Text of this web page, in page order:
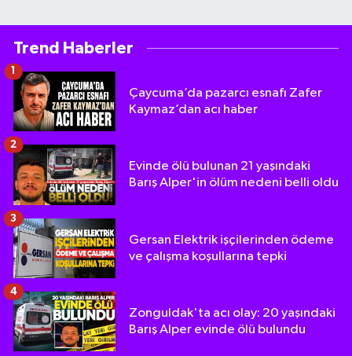
Trend Haberler
Çaycuma’da pazarcı esnafı Zafer
Kaymaz’dan acı haber
1
Evinde ölü bulunan 21 yaşındaki
Barış Alper'in ölüm nedeni belli oldu
2
Gersan Elektrik işçilerinden ödeme
ve çalışma koşullarına tepki
3
Zonguldak'ta acı olay: 20 yaşındaki
Barış Alper evinde ölü bulundu
4